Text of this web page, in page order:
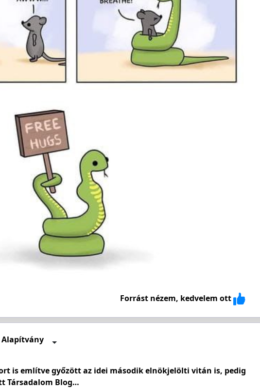
Forrást nézem, kedvelem ott
Alapítvány
is említve győzött az idei második elnökjelölti vitán is, pedig
Társadalom Blog…